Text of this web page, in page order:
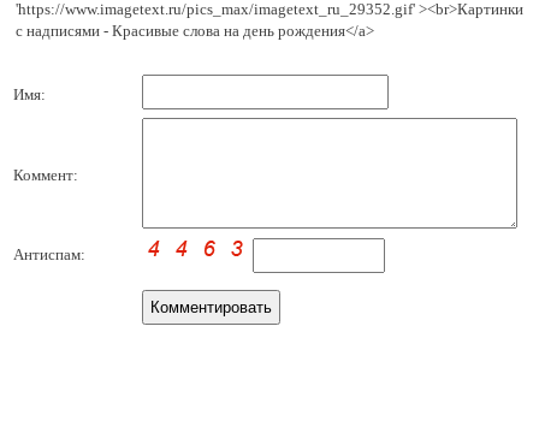
'https://www.imagetext.ru/pics_max/imagetext_ru_29352.gif' ><br>Картинки
с надписями - Красивые слова на день рождения</a>
Имя:
Коммент:
Антиспам: